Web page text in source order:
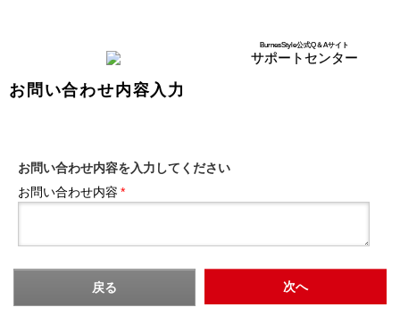
サポートセンター
BurnesStyle公式Q＆Aサイト
お問い合わせ内容入力
お問い合わせ内容を入力してください
お問い合わせ内容 *
戻る 次へ